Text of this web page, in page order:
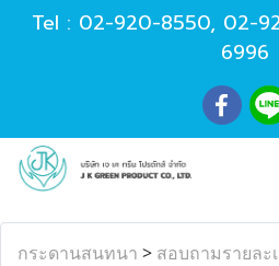
Tel : 02-920-8550, 02-
6996
กระดานสนทนา > สอบถามรายละ